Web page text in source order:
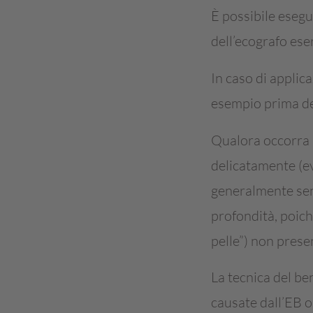
È possibile
dell’ecografo
In caso di
esempio prima
Qualora
delicatamente
generalmente
profondità,
pelle”) non
La tecnica del
causate dall’EB